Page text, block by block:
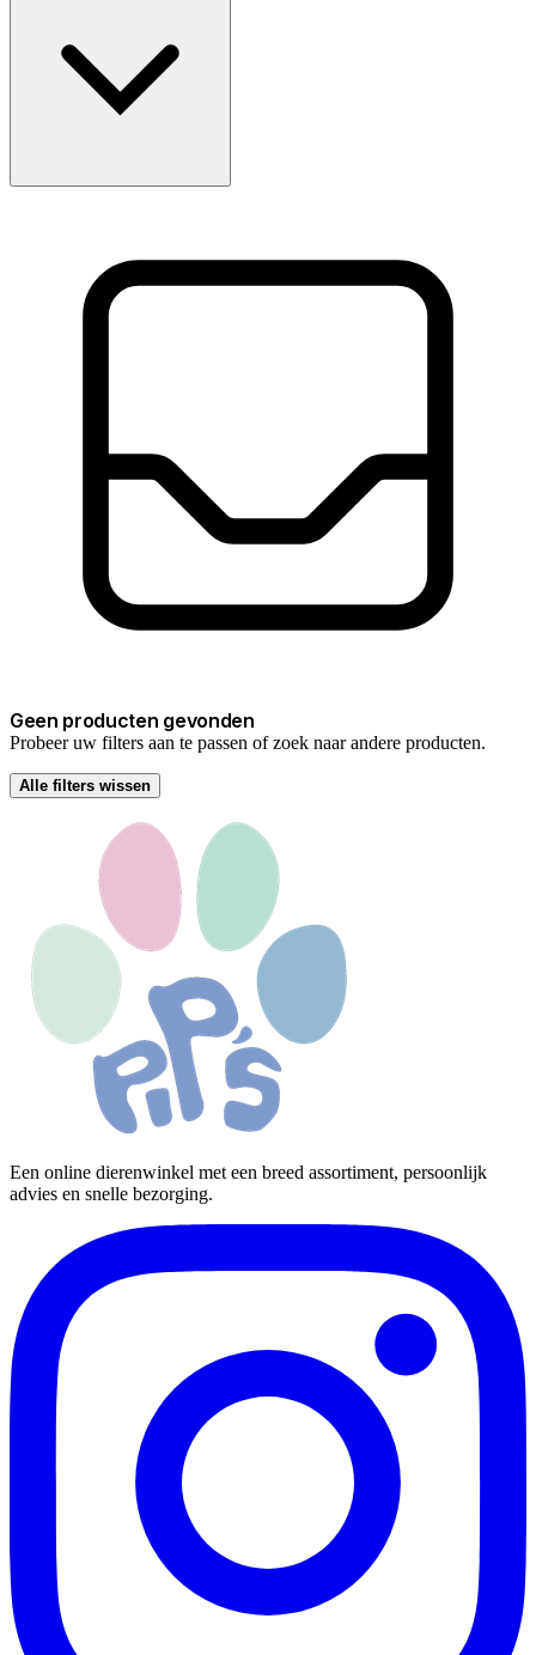
Geen producten gevonden
Probeer uw filters aan te passen of zoek naar andere producten.
Alle filters wissen
Een online dierenwinkel met een breed assortiment, persoonlijk
advies en snelle bezorging.